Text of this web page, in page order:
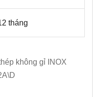
tháng
không gỉ INOX